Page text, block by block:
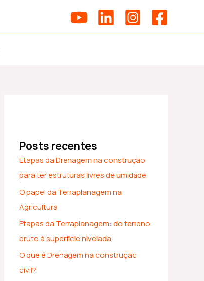
Posts recentes
Etapas da Drenagem na construção
para ter estruturas livres de umidade
O papel da Terraplanagem na
Agricultura
Etapas da Terraplanagem: do terreno
bruto à superfície nivelada
O que é Drenagem na construção
civil?